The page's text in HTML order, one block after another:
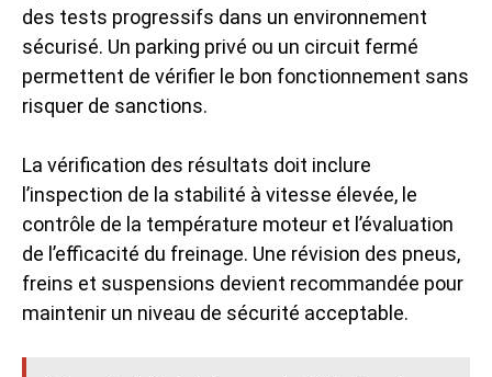
des tests progressifs dans un environnement
sécurisé. Un parking privé ou un circuit fermé
permettent de vérifier le bon fonctionnement sans
risquer de sanctions.
La vérification des résultats doit inclure
l’inspection de la stabilité à vitesse élevée, le
contrôle de la température moteur et l’évaluation
de l’efficacité du freinage. Une révision des pneus,
freins et suspensions devient recommandée pour
maintenir un niveau de sécurité acceptable.